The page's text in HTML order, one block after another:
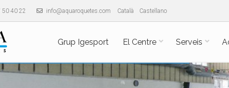
50 40 22 info@aquaroquetes.com Català Castellano
Grup Igesport El Centre Serveis